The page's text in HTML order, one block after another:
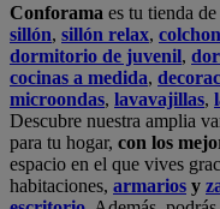
Conforama es tu tienda de
sillón, sillón relax,
dormitorio de juvenil,
cocinas a medida,
microondas, lavavajillas,
Descubre nuestra amplia
para tu hogar, con los
espacio en el que vives
habitaciones, armarios y